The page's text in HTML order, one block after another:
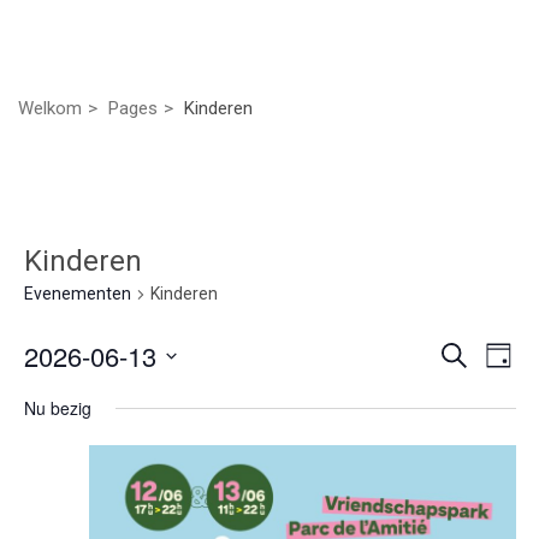
Welkom Pages Kinderen
Kinderen
Evenementen Kinderen
en
Zoeken
Dag
2026-06-13
een
Nu bezig